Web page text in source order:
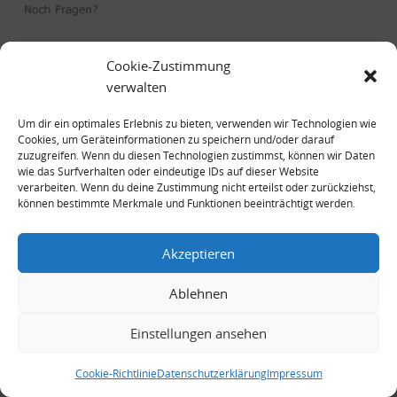
Cookie-Zustimmung
verwalten
Um dir ein optimales Erlebnis zu bieten, verwenden wir Technologien wie
Cookies, um Geräteinformationen zu speichern und/oder darauf
zuzugreifen. Wenn du diesen Technologien zustimmst, können wir Daten
wie das Surfverhalten oder eindeutige IDs auf dieser Website
verarbeiten. Wenn du deine Zustimmung nicht erteilst oder zurückziehst,
können bestimmte Merkmale und Funktionen beeinträchtigt werden.
Akzeptieren
Ablehnen
Einstellungen ansehen
Cookie-RichtlinieDatenschutzerklärungImpressum
Datenschutzerklärung
Copyright © 2026 . All rights reserved.